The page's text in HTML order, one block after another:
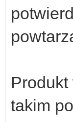
takim